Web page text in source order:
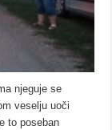
njeguje se
veselju uoči
to poseban